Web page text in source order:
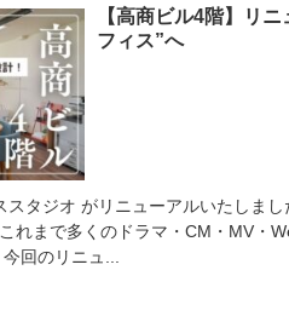
【高商ビル4階】リ
フィス”へ
スタジオ がリニューアルいたしま
れまで多くのドラマ・CM・MV・
回のリニュ...